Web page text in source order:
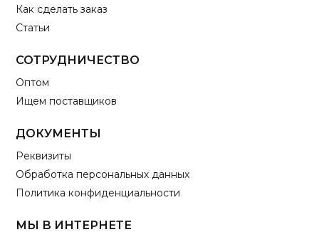
Как сделать заказ
Статьи
СОТРУДНИЧЕСТВО
Оптом
Ищем поставщиков
ДОКУМЕНТЫ
Реквизиты
Обработка персональных данных
Политика конфиденциальности
МЫ В ИНТЕРНЕТЕ